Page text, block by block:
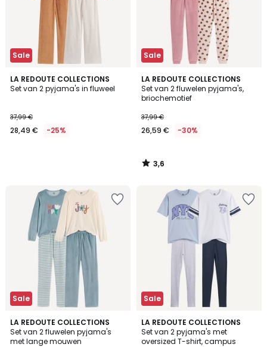
Sale
LA REDOUTE COLLECTIONS
Set van 2 pyjama's in fluweel
37,99 €
28,49 € -25%
Sale
LA REDOUTE COLLECTIONS
Set van 2 fluwelen pyjama's,
briochemotief
37,99 €
26,59 € -30%
3,6
/ 5
3,6
/
Sale
LA REDOUTE COLLECTIONS
Set van 2 fluwelen pyjama's
met lange mouwen
4,8
/ 5
Sale
LA REDOUTE COLLECTIONS
Set van 2 pyjama's met
oversized T-shirt, campus